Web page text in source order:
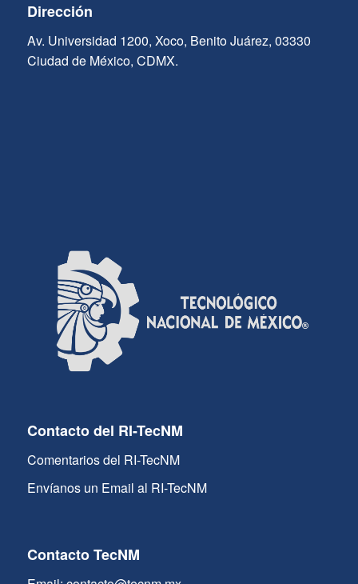
Dirección
Av. Universidad 1200, Xoco, Benito Juárez, 03330
Ciudad de México, CDMX.
Contacto del RI-TecNM
Comentarios del RI-TecNM
Envíanos un Email al RI-TecNM
Contacto TecNM